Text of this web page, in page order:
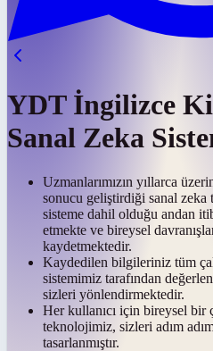
YDT İngilizce
Sanal Zeka
Uzmanlarımızın yıllarca
sonucu geliştirdiği sanal zeka
sisteme dahil olduğu andan
etmekte ve bireysel
kaydetmektedir.
Kaydedilen bilgileriniz tüm
sistemimiz tarafından
sizleri yönlendirmektedir.
Her kullanıcı için bireysel bir
teknolojimiz, sizleri adım
tasarlanmıştır.